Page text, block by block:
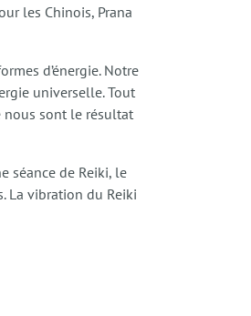
les Chinois, Prana
d’énergie. Notre
universelle. Tout
nous sont le résultat
séance de Reiki, le
La vibration du Reiki